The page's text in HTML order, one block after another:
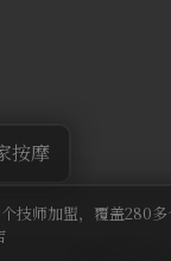
按摩
技师加盟，覆盖280